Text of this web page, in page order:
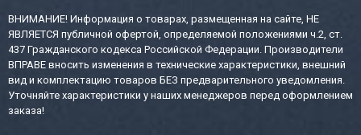
ВНИМАНИЕ! Информация о товарах, размещенная на сайте, НЕ
ЯВЛЯЕТСЯ публичной офертой, определяемой положениями ч.2, ст.
437 Гражданского кодекса Российской Федерации. Производители
ВПРАВЕ вносить изменения в технические характеристики, внешний
вид и комплектацию товаров БЕЗ предварительного уведомления.
Уточняйте характеристики у наших менеджеров перед оформлением
заказа!